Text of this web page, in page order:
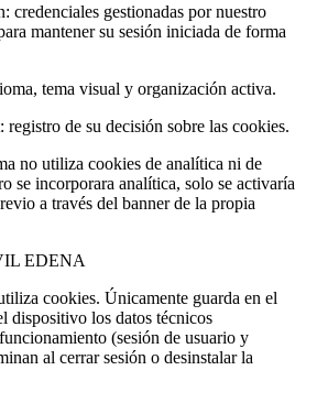
credenciales gestionadas por nuestro
mantener su sesión iniciada de forma
tema visual y organización activa.
registro de su decisión sobre las cookies.
no utiliza cookies de analítica ni de
se incorporara analítica, solo se activaría
a través del banner de la propia
EDENA
cookies. Únicamente guarda en el
dispositivo los datos técnicos
(sesión de usuario y
al cerrar sesión o desinstalar la